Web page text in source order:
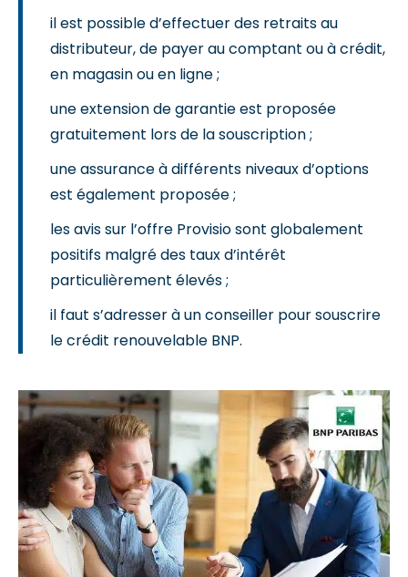
il est possible d’effectuer des retraits au
distributeur, de payer au comptant ou à crédit,
en magasin ou en ligne ;
une extension de garantie est proposée
gratuitement lors de la souscription ;
une assurance à différents niveaux d’options
est également proposée ;
les avis sur l’offre Provisio sont globalement
positifs malgré des taux d’intérêt
particulièrement élevés ;
il faut s’adresser à un conseiller pour souscrire
le crédit renouvelable BNP.